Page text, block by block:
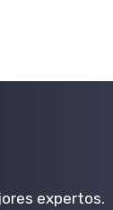
expertos.